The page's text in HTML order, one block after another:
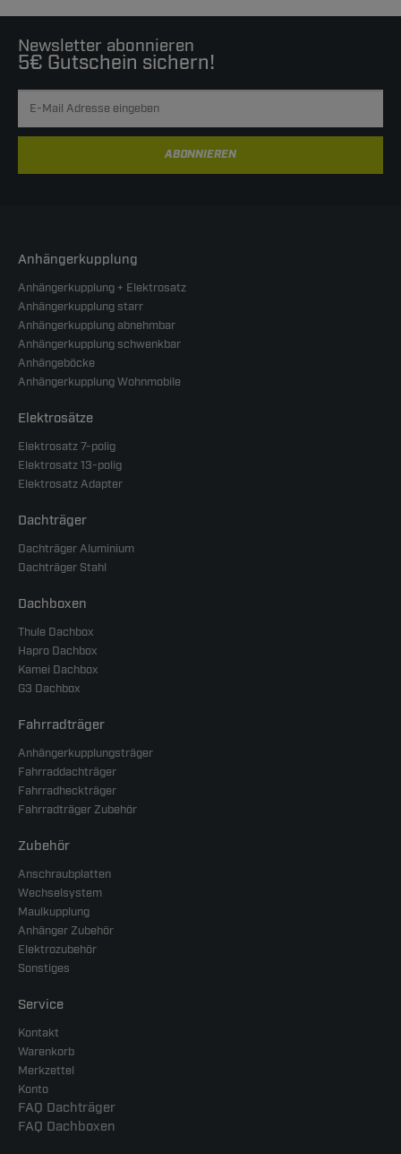
Newsletter abonnieren
5€ Gutschein sichern!
ABONNIEREN
Anhängerkupplung
Anhängerkupplung + Elektrosatz
Anhängerkupplung starr
Anhängerkupplung abnehmbar
Anhängerkupplung schwenkbar
Anhängeböcke
Anhängerkupplung Wohnmobile
Elektrosätze
Elektrosatz 7-polig
Elektrosatz 13-polig
Elektrosatz Adapter
Dachträger
Dachträger Aluminium
Dachträger Stahl
Dachboxen
Thule Dachbox
Hapro Dachbox
Kamei Dachbox
G3 Dachbox
Fahrradträger
Anhängerkupplungsträger
Fahrraddachträger
Fahrradheckträger
Fahrradträger Zubehör
Zubehör
Anschraubplatten
Wechselsystem
Maulkupplung
Anhänger Zubehör
Elektrozubehör
Sonstiges
Service
Kontakt
Warenkorb
Merkzettel
Konto
FAQ Dachträger
FAQ Dachboxen